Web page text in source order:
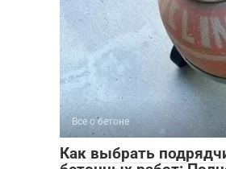
Все о бетоне
Как выбрать